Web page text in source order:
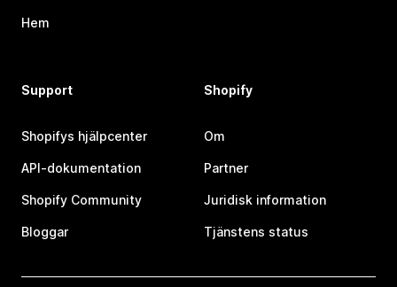
Hem
Support
Shopifys hjälpcenter
API-dokumentation
Shopify Community
Bloggar
Shopify
Om
Partner
Juridisk information
Tjänstens status